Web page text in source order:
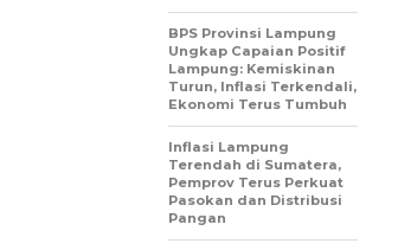
BPS Provinsi Lampung
Ungkap Capaian Positif
Lampung: Kemiskinan
Turun, Inflasi Terkendali,
Ekonomi Terus Tumbuh
Inflasi Lampung
Terendah di Sumatera,
Pemprov Terus Perkuat
Pasokan dan Distribusi
Pangan